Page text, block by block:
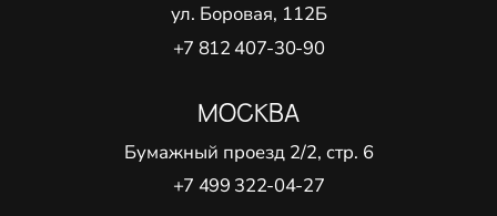
ул. Боровая, 112Б
+7 812 407-30-90
МОСКВА
Бумажный проезд 2/2, стр. 6
+7 499 322-04-27